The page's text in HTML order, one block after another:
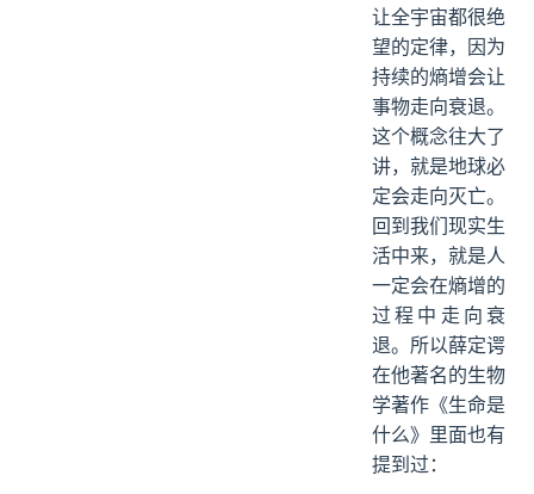
让全宇宙都很绝
望的定律，因为
持续的熵增会让
事物走向衰退。
这个概念往大了
讲，就是地球必
定会走向灭亡。
回到我们现实生
活中来，就是人
一定会在熵增的
过程中走向衰
退。所以薛定谔
在他著名的生物
学著作《生命是
什么》里面也有
提到过：